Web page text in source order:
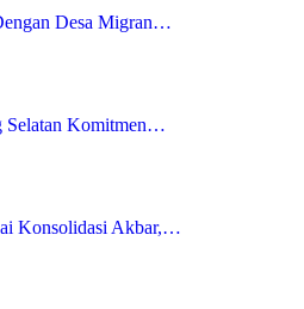
Desa Migran…
Selatan Komitmen…
Konsolidasi Akbar,…